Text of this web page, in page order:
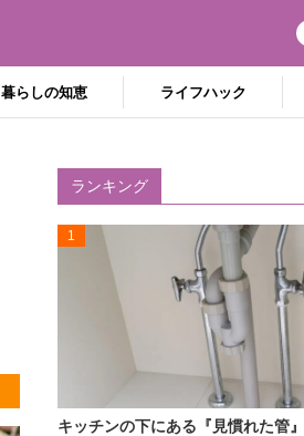
暮らしの知恵 ライフハック
ランキング
1
キッチンの下にある『見慣れた管